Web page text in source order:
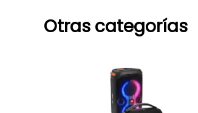
Otras categorías